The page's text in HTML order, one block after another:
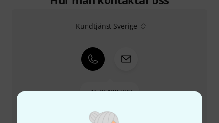
Kundtjänst Sverige
+46-858097801
Vår kundtjänst är här för att hjälpa till med eventuella